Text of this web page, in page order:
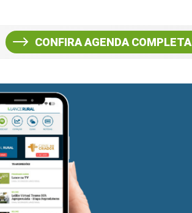
CONFIRA AGENDA COMPLETA